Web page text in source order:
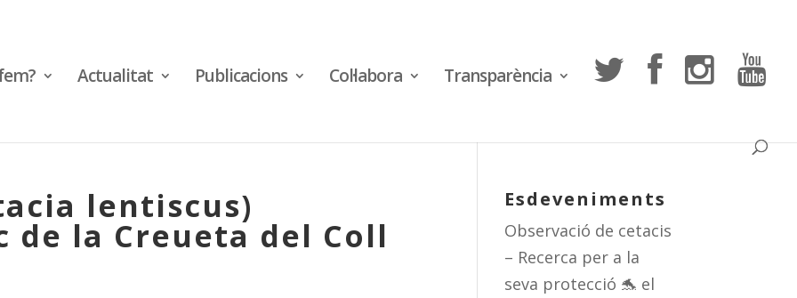
Actualitat Publicacions Col·labora Transparència
lentiscus)
de la Creueta del Coll
Esdeveniments
Observació de cetacis
– Recerca per a la
seva protecció 🐬 el